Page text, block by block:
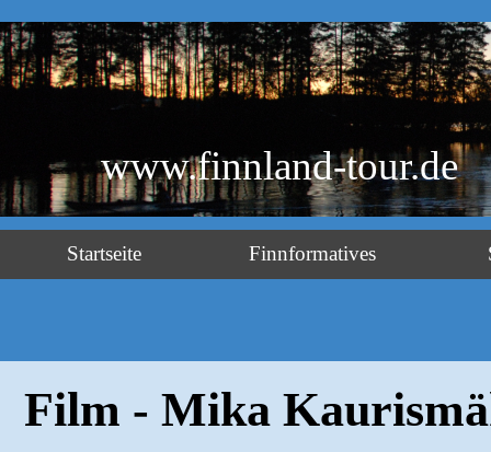
Startseite Finnformatives
www.finnland-tour.de
Film - Mika